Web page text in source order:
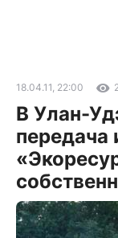
18.04.11, 22:00
В Улан-